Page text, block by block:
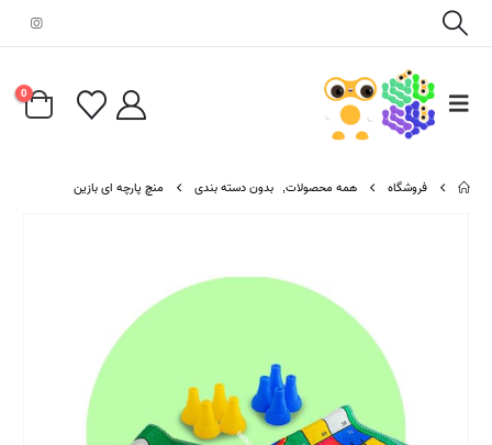
0
فروشگاه همه محصولات, بدون دسته بندی منچ پارچه ای بازین